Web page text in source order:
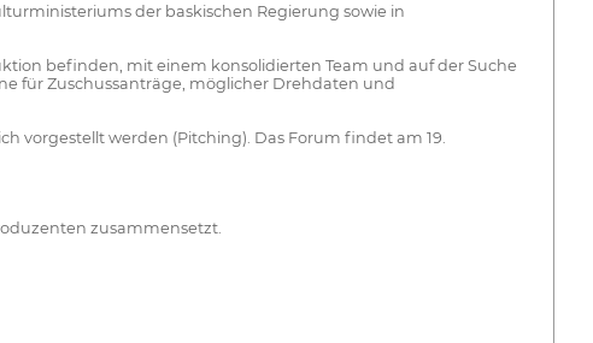
der baskischen Regierung sowie in
befinden, mit einem konsolidierten Team und auf der Suche
für Zuschussanträge, möglicher Drehdaten und
vorgestellt werden (Pitching). Das Forum findet am 19.
zusammensetzt.